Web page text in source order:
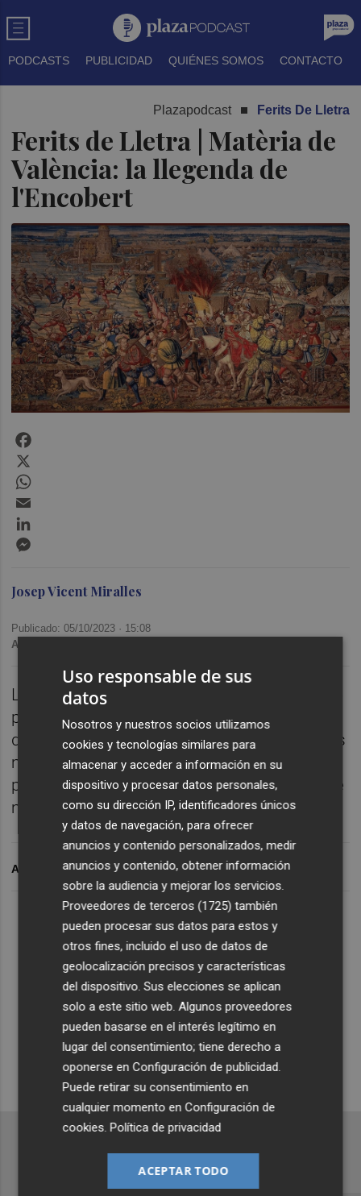
PODCASTS PUBLICIDAD QUIÉNES SOMOS CONTACTO
Plazapodcast Ferits De Lletra
Ferits de Lletra | Matèria de
València: la llegenda de
l'Encobert
Lo Más Escuchado
Suscríbete al canal de
Whatsapp
Siempre al día de las últimas noticias
¡Quiero suscribirme!
Josep Vicent Miralles
Publicado: 05/10/2023 · 15:08
Actualizado: 27/10/2023 · 10:44
L'historiador Vicent Baydal ens acosta la que
potser és una de les figures més icòniques
de la guerra de les Germanies valenciana, els
misteriosos cabdills messiànics que
prometien conduir al poble fins a una pau de
mil anys.
ARCHIVADO EN
Uso responsable de sus
datos
Nosotros y nuestros socios utilizamos
cookies y tecnologías similares para
almacenar y acceder a información en su
dispositivo y procesar datos personales,
como su dirección IP, identificadores únicos
y datos de navegación, para ofrecer
anuncios y contenido personalizados, medir
anuncios y contenido, obtener información
sobre la audiencia y mejorar los servicios.
Proveedores de terceros (1725) también
pueden procesar sus datos para estos y
otros fines, incluido el uso de datos de
geolocalización precisos y características
del dispositivo. Sus elecciones se aplican
solo a este sitio web. Algunos proveedores
pueden basarse en el interés legítimo en
lugar del consentimiento; tiene derecho a
oponerse enConfiguración de publicidad
Puede retirar su consentimiento en
cualquier momento enConfiguración de
cookies .Política de privacidad
ACEPTAR TODO